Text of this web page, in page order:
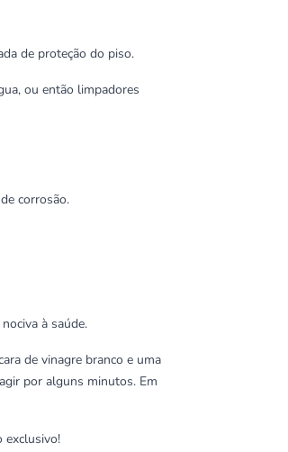
de proteção do piso.
ou então limpadores
corrosão.
à saúde.
de vinagre branco e uma
por alguns minutos. Em
exclusivo!